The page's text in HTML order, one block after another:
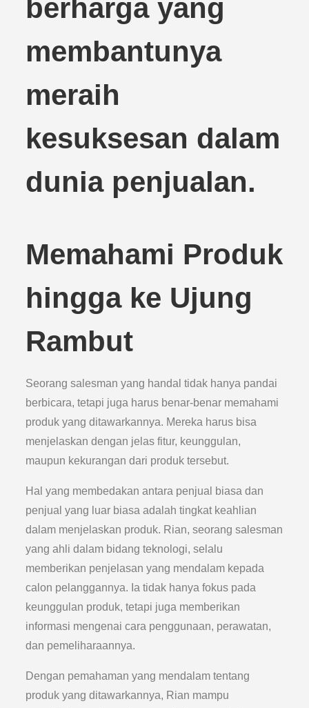
berharga yang
membantunya
meraih
kesuksesan dalam
dunia penjualan.
Memahami Produk
hingga ke Ujung
Rambut
Seorang salesman yang handal tidak hanya pandai
berbicara, tetapi juga harus benar-benar memahami
produk yang ditawarkannya. Mereka harus bisa
menjelaskan dengan jelas fitur, keunggulan,
maupun kekurangan dari produk tersebut.
Hal yang membedakan antara penjual biasa dan
penjual yang luar biasa adalah tingkat keahlian
dalam menjelaskan produk. Rian, seorang salesman
yang ahli dalam bidang teknologi, selalu
memberikan penjelasan yang mendalam kepada
calon pelanggannya. Ia tidak hanya fokus pada
keunggulan produk, tetapi juga memberikan
informasi mengenai cara penggunaan, perawatan,
dan pemeliharaannya.
Dengan pemahaman yang mendalam tentang
produk yang ditawarkannya, Rian mampu